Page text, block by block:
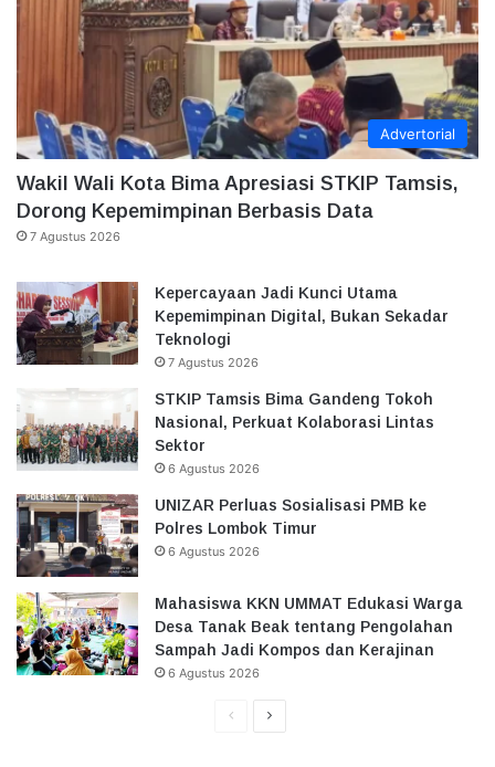
Advertorial
Wakil Wali Kota Bima Apresiasi STKIP Tamsis,
Dorong Kepemimpinan Berbasis Data
7 Agustus 2026
Kepercayaan Jadi Kunci Utama
Kepemimpinan Digital, Bukan Sekadar
Teknologi
7 Agustus 2026
STKIP Tamsis Bima Gandeng Tokoh
Nasional, Perkuat Kolaborasi Lintas
Sektor
6 Agustus 2026
UNIZAR Perluas Sosialisasi PMB ke
Polres Lombok Timur
6 Agustus 2026
Mahasiswa KKN UMMAT Edukasi Warga
Desa Tanak Beak tentang Pengolahan
Sampah Jadi Kompos dan Kerajinan
6 Agustus 2026
HalamanHalaman